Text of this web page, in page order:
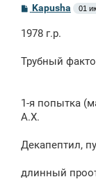
С
о
б
н
Kapusha 01
1978 г.р.
Трубный
1-я попытка
А.Х.
Декапептил,
длинный